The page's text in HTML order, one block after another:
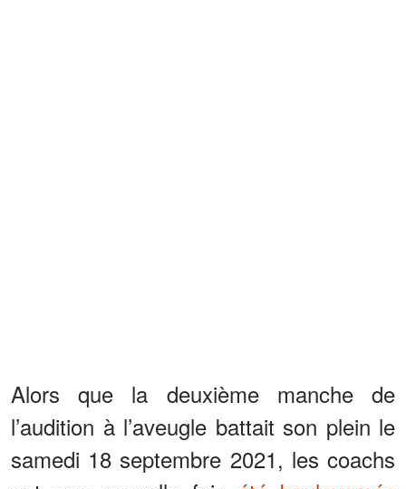
Alors que la deuxième manche de
l’audition à l’aveugle battait son plein le
samedi 18 septembre 2021, les coachs